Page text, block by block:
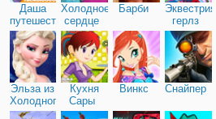
Даша
путешественница
Холодное
сердце
Барби
Эквестрия
герлз
Эльза из
Холодного
сердца
Кухня
Сары
Винкс Снайпер